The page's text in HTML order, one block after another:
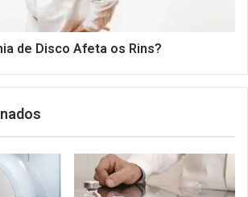
de Disco Afeta os Rins?